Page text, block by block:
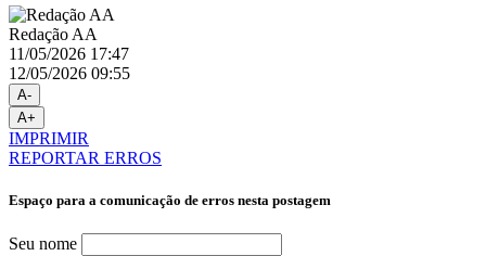
Redação AA
11/05/2026 17:47
12/05/2026 09:55
A-
A+
IMPRIMIR
REPORTAR ERROS
Espaço para a comunicação de erros nesta postagem
Seu nome